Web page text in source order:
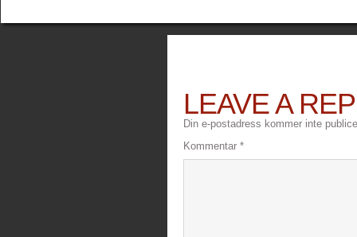
LEAVE A
Din e-postadress kommer inte
Kommentar *